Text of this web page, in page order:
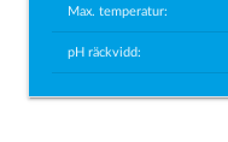
Max. temperatur:
pH räckvidd: